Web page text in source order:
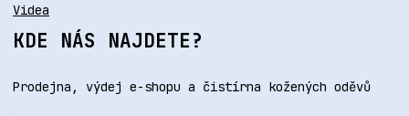
Videa
KDE NÁS NAJDETE?
Prodejna, výdej e-shopu a čistírna kožených oděvů